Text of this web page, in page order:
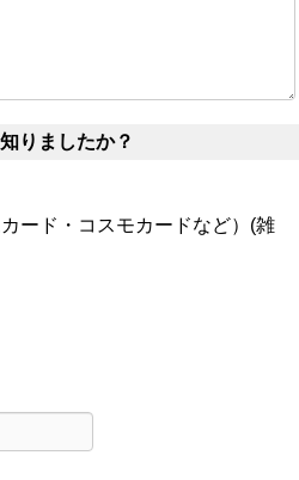
りましたか？
ード・コスモカードなど）(雑